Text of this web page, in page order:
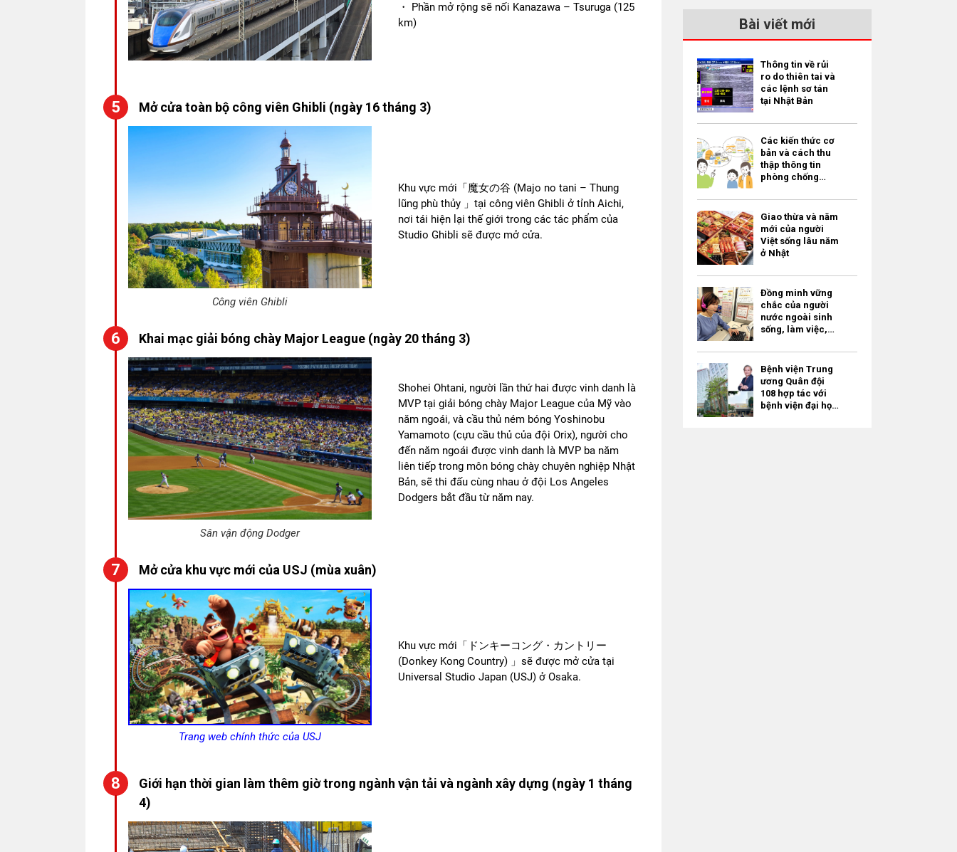
・ Phần mở rộng sẽ nối Kanazawa – Tsuruga (125
km)
Mở cửa toàn bộ công viên Ghibli (ngày 16 tháng 3)
Công viên Ghibli
Khu vực mới「魔女の谷 (Majo no tani – Thung
lũng phù thủy 」tại công viên Ghibli ở tỉnh Aichi,
nơi tái hiện lại thế giới trong các tác phẩm của
Studio Ghibli sẽ được mở cửa.
Khai mạc giải bóng chày Major League (ngày 20 tháng 3)
Sân vận động Dodger
Shohei Ohtani, người lần thứ hai được vinh danh là
MVP tại giải bóng chày Major League của Mỹ vào
năm ngoái, và cầu thủ ném bóng Yoshinobu
Yamamoto (cựu cầu thủ của đội Orix), người cho
đến năm ngoái được vinh danh là MVP ba năm
liên tiếp trong môn bóng chày chuyên nghiệp Nhật
Bản, sẽ thi đấu cùng nhau ở đội Los Angeles
Dodgers bắt đầu từ năm nay.
Mở cửa khu vực mới của USJ (mùa xuân)
Trang web chính thức của USJ
Khu vực mới「ドンキーコング・カントリー
(Donkey Kong Country) 」sẽ được mở cửa tại
Universal Studio Japan (USJ) ở Osaka.
Giới hạn thời gian làm thêm giờ trong ngành vận tải và ngành xây dựng (ngày 1 tháng
4)
Bài viết mới
Thông tin về rủi
ro do thiên tai và
các lệnh sơ tán
tại Nhật Bản
Các kiến thức cơ
bản và cách thu
thập thông tin
phòng chống
cho người nước
ngoài
Giao thừa và năm
mới của người
Việt sống lâu năm
ở Nhật
Đồng minh vững
chắc của người
nước ngoài sinh
sống, làm việc,
“Tokyo
Multilingual
Consultation
Navi” / miễn phí
Bệnh viện Trung
ương Quân đội
108 hợp tác với
bệnh viện đại học